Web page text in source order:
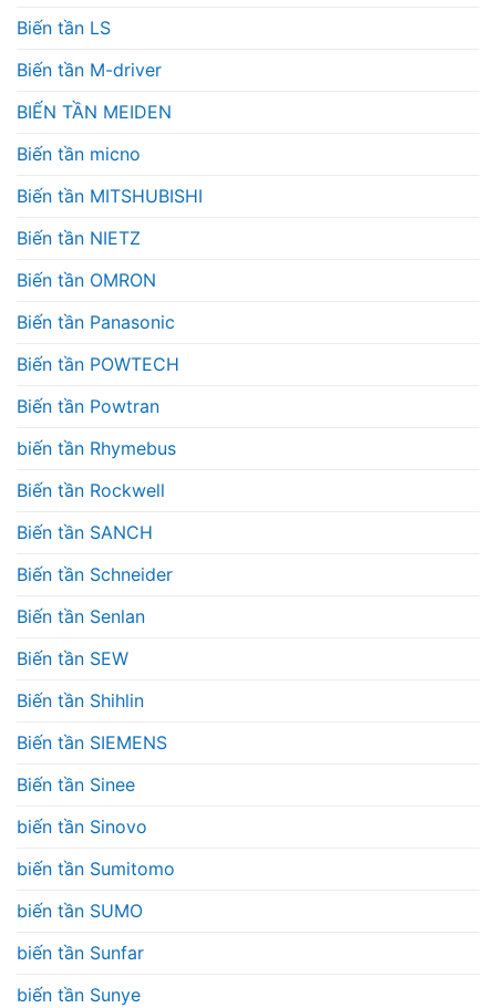
Biến tần LS
Biến tần M-driver
BIẾN TẦN MEIDEN
Biến tần micno
Biến tần MITSHUBISHI
Biến tần NIETZ
Biến tần OMRON
Biến tần Panasonic
Biến tần POWTECH
Biến tần Powtran
biến tần Rhymebus
Biến tần Rockwell
Biến tần SANCH
Biến tần Schneider
Biến tần Senlan
Biến tần SEW
Biến tần Shihlin
Biến tần SIEMENS
Biến tần Sinee
biến tần Sinovo
biến tần Sumitomo
biến tần SUMO
biến tần Sunfar
biến tần Sunye